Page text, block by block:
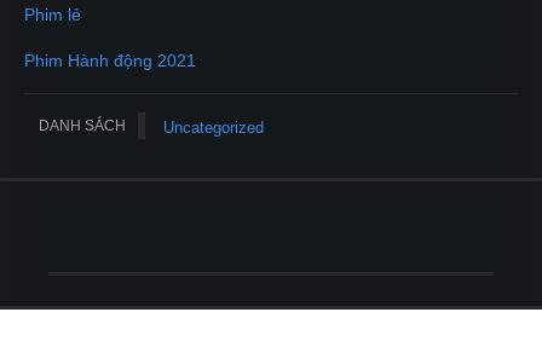
Phim lẻ
Phim Hành động 2021
DANH SÁCH Uncategorized